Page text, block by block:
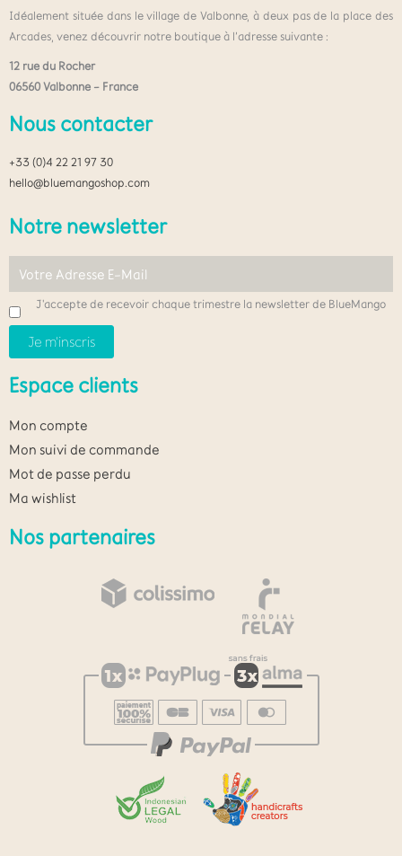
Idéalement située dans le village de Valbonne, à deux pas de la place des
Arcades, venez découvrir notre boutique à l’adresse suivante :
12 rue du Rocher
06560 Valbonne – France
Nous contacter
+33 (0)4 22 21 97 30
hello@bluemangoshop.com
Notre newsletter
J'accepte de recevoir chaque trimestre la newsletter de BlueMango
Espace clients
Mon compte
Mon suivi de commande
Mot de passe perdu
Ma wishlist
Nos partenaires